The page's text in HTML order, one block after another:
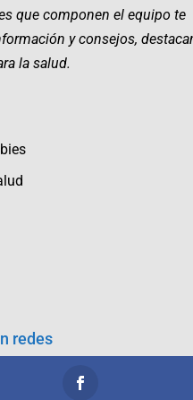
que componen el equipo te
y consejos,
la salud.
redes